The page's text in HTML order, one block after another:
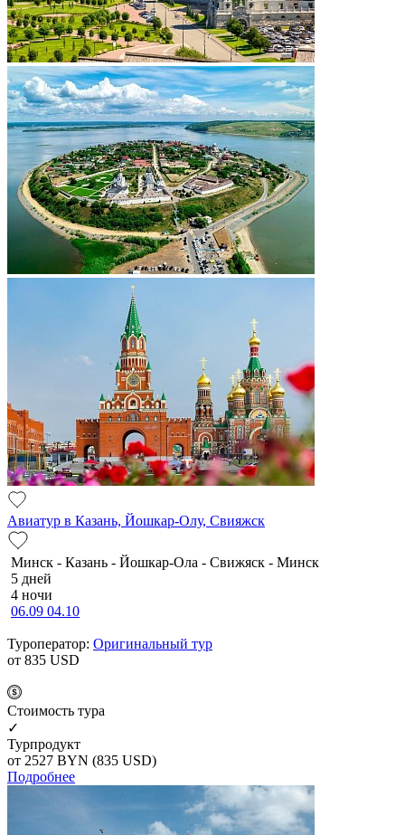
Авиатур в Казань, Йошкар-Олу, Свияжск
Минск - Казань - Йошкар-Ола - Свижяск - Минск
5 дней
4 ночи
06.09 04.10
Туроператор: Оригинальный тур
от 835 USD
Cтоимость тура
✓
Турпродукт
от 2527 BYN (835 USD)
Подробнее